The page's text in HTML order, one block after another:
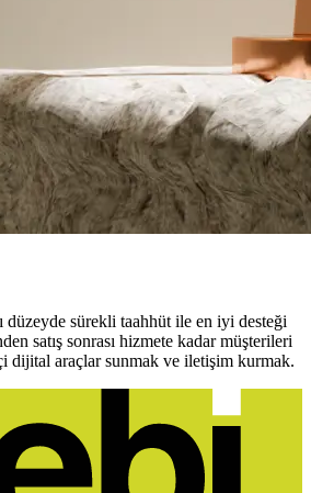
düzeyde sürekli taahhüt ile en iyi desteği
satış sonrası hizmete kadar müşterileri
dijital araçlar sunmak ve iletişim kurmak.